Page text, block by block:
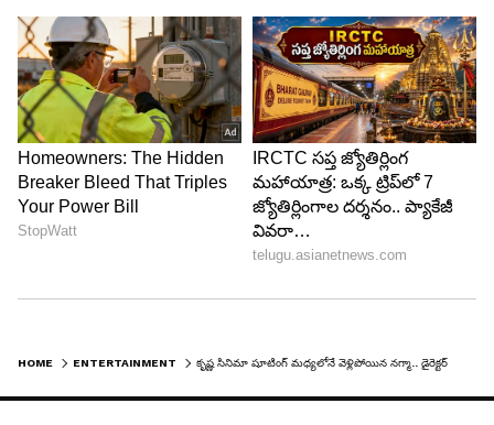
ప్రయోజనం లేదు, నగ్మా వినలేదు. దీంతో చివరికి ఆ పాత్రనే
మార్చేశారట. రైటర్‌ కూర్చొని మరో వెర్షన్‌ రాసుకున్నాడట.
కానీ సినిమా పోయిందని తెలిపారు సాగర్‌. అలా
`భరతసింహాం` మూవీ డిజాస్టర్‌ అయ్యిందని వెల్లడించారు.
మళ్లీ నగ్మాతో పనిచేయలేదన్నారు.
HOME ENTERTAINMENT